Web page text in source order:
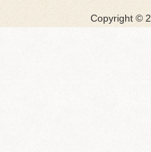
Copyright ©